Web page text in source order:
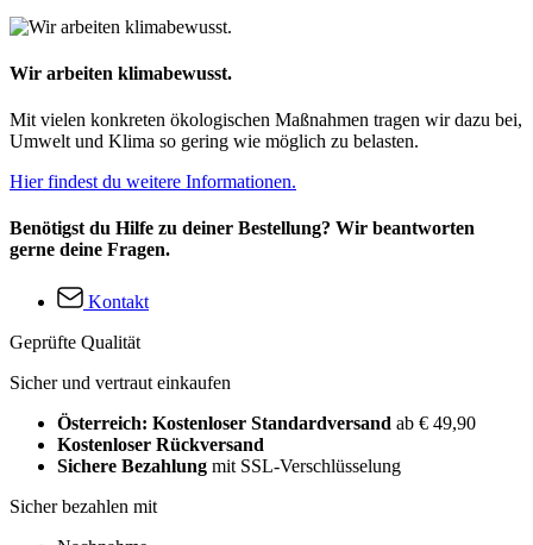
Wir arbeiten klimabewusst.
Mit vielen konkreten ökologischen Maßnahmen tragen wir dazu bei,
Umwelt und Klima so gering wie möglich zu belasten.
Hier findest du weitere Informationen.
Benötigst du Hilfe zu deiner Bestellung? Wir beantworten
gerne deine Fragen.
Kontakt
Geprüfte Qualität
Sicher und vertraut einkaufen
Österreich: Kostenloser Standardversand ab € 49,90
Kostenloser Rückversand
Sichere Bezahlung mit SSL-Verschlüsselung
Sicher bezahlen mit